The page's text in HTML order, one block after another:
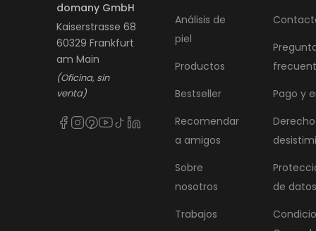
domany GmbH
Kaiserstrasse 68
60329 Frankfurt
am Main
(Oficina, sin
venta)
Análisis de
piel
Productos
Bestseller
Recomendar
a amigos
Sobre
nosotros
Trabajos
Pago y
de datos